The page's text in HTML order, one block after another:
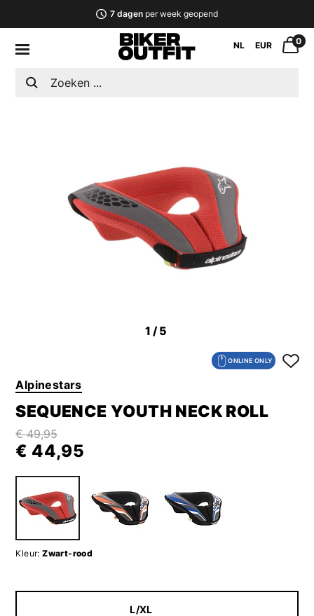
7 dagenper week geopend
NL EUR 0
1 /5
ONLINE ONLY
Alpinestars
SEQUENCE YOUTH NECK ROLL
€ 49,95
€ 44,95
Kleur: Zwart-rood
L/XL